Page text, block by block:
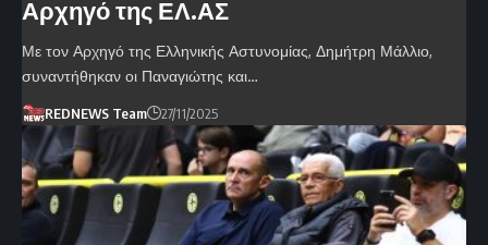
Αρχηγό της ΕΛ.ΑΣ
Με τον Αρχηγό της Ελληνικής Αστυνομίας, Δημήτρη Μάλλιο,
συναντήθηκαν οι Παναγιώτης και…
REDNEWS Team 27/11/2025